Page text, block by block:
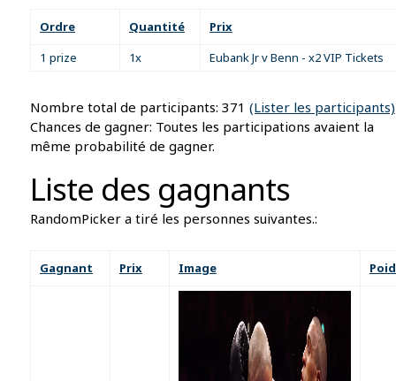
Ordre Quantité
Prix
1 prize
1x Eubank Jr v Benn - x2 VIP Tickets
Nombre total de participants: 371 (Lister les participants)
Chances de gagner: Toutes les participations avaient la
même probabilité de gagner.
Liste des gagnants
RandomPicker a tiré les personnes suivantes.:
Gagnant Prix Image